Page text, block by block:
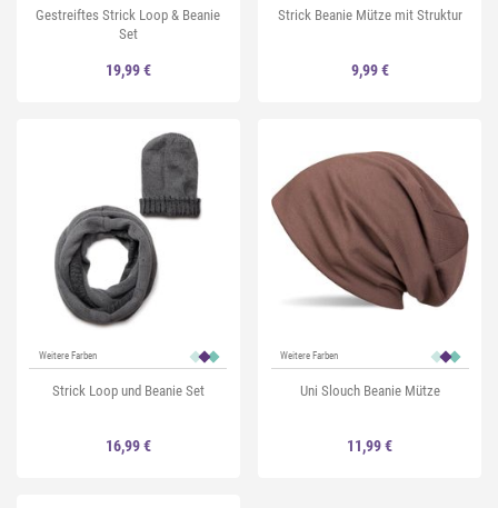
Gestreiftes Strick Loop & Beanie
Set
19,99 €
Strick Beanie Mütze mit Struktur
9,99 €
Weitere Farben
Strick Loop und Beanie Set
16,99 €
Weitere Farben
Uni Slouch Beanie Mütze
11,99 €